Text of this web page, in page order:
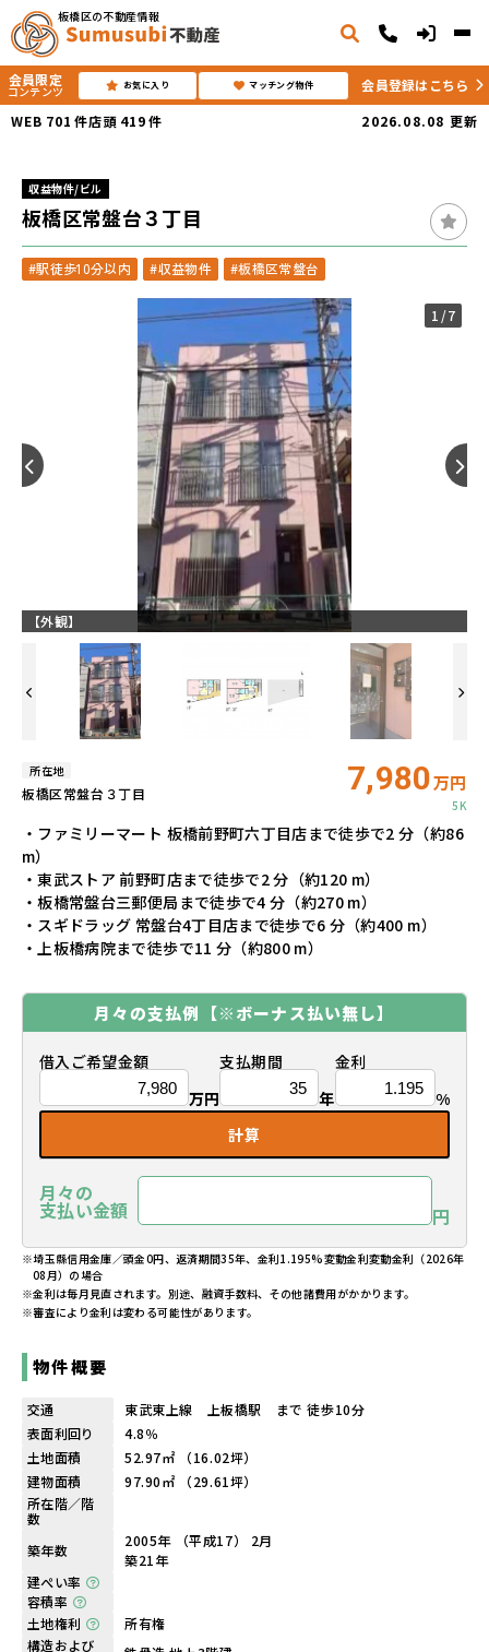
板橋区の不動産情報
会員限定
コンテンツ お気に入り マッチング物件
会員登録はこちら
WEB 701 件店頭 419 件 2026.08.08 更新
収益物件/ビル
板橋区常盤台３丁目
#駅徒歩10分以内 #収益物件 #板橋区常盤台
1 /7
【外観】
所在地
板橋区常盤台３丁目 7,980万円
5K
・ファミリーマート 板橋前野町六丁目店まで徒歩で2 分（約86
m）
・東武ストア 前野町店まで徒歩で2 分（約120 m）
・板橋常盤台三郵便局まで徒歩で4 分（約270 m）
・スギドラッグ 常盤台4丁目店まで徒歩で6 分（約400 m）
・上板橋病院まで徒歩で11 分（約800 m）
月々の支払例 【※ボーナス払い無し】
借入ご希望金額
万円
支払期間
年
金利
%
計算
月々の
支払い金額 円
※埼玉縣信用金庫／頭金0円、返済期間35年、金利1.195%変動金利変動金利（2026年
08月）の場合
※金利は毎月見直されます。別途、融資手数料、その他諸費用がかかります。
※審査により金利は変わる可能性があります。
物件概要
交通
東武東上線 上板橋駅 まで 徒歩10分
表面利回り
4.8％
土地面積
52.97㎡ （16.02坪）
建物面積
97.90㎡ （29.61坪）
所在階／階
数
築年数
2005年 （平成17） 2月
築21年
建ぺい率
容積率
土地権利
所有権
構造および